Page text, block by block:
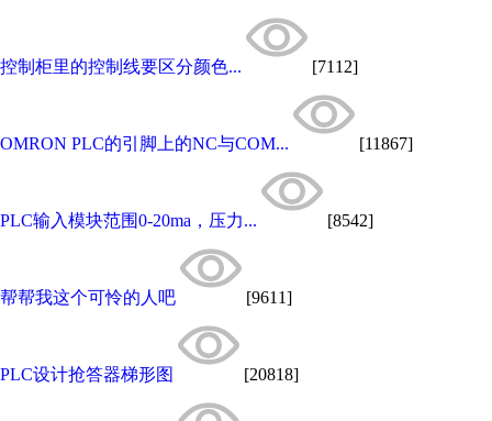
控制柜里的控制线要区分颜色... [7112]
OMRON PLC的引脚上的NC与COM... [11867]
PLC输入模块范围0-20ma，压力... [8542]
帮帮我这个可怜的人吧 [9611]
PLC设计抢答器梯形图 [20818]